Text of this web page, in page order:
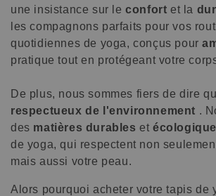
une insistance sur leconfort et la
les compagnons parfaits pour vos
quotidiennes de yoga, conçus pour
pratique tout en protégeant votre
De plus, nous sommes fiers de dire
respectueux de l'environnement .
des matières durables et
de yoga, qui respectent non
mais aussi votre peau.
Alors pourquoi acheter votre tapis de